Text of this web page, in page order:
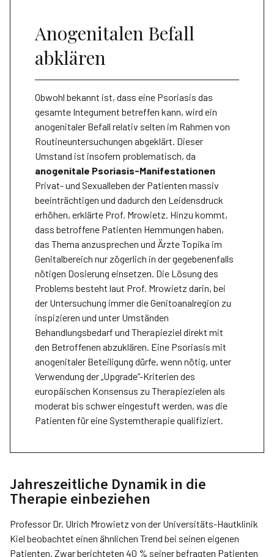
Anogenitalen Befall
abklären
Obwohl bekannt ist, dass eine Psoriasis das
gesamte Integument betreffen kann, wird ein
anogenitaler Befall relativ selten im Rahmen von
Routineuntersuchungen abgeklärt. Dieser
Umstand ist insofern problematisch, da
anogenitale Psoriasis-Manifestationen
Privat- und Sexualleben der Patienten massiv
beeinträchtigen und dadurch den Leidensdruck
erhöhen, erklärte Prof. Mrowietz. Hinzu kommt,
dass betroffene Patienten Hemmungen haben,
das Thema anzusprechen und Ärzte Topika im
Genitalbereich nur zögerlich in der gegebenenfalls
nötigen Dosierung einsetzen. Die Lösung des
Problems besteht laut Prof. Mrowietz darin, bei
der Untersuchung immer die Genitoanalregion zu
inspizieren und unter Umständen
Behandlungsbedarf und Therapieziel direkt mit
den Betroffenen abzuklären. Eine Psoriasis mit
anogenitaler Beteiligung dürfe, wenn nötig, unter
Verwendung der „Upgrade“-Kriterien des
europäischen Konsensus zu Therapiezielen als
moderat bis schwer eingestuft werden, was die
Patienten für eine Systemtherapie qualifiziert.
Jahreszeitliche Dynamik in die
Therapie einbeziehen
Professor Dr. Ulrich Mrowietz­ von der Universitäts-Hautklinik
Kiel beobachtet einen ähnlichen Trend bei seinen eigenen
Patienten. Zwar berichteten 40 % seiner befragten Patienten